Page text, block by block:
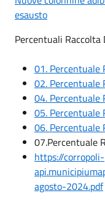
esausto
Percentuali
01. Percentuale
02. Percentuale
04. Percentuale
05. Percentuale
06. Percentuale
07.Percentuale
https://corropoli-
agosto-2024.pdf